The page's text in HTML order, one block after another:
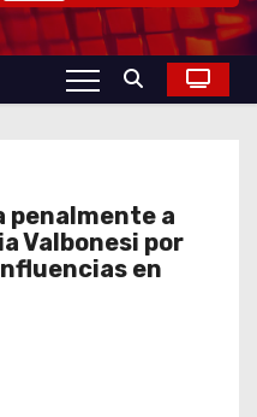
penalmente a
Valbonesi por
en